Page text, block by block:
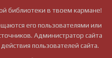
библиотеки в твоем кармане!
его пользователями или
Администратор сайта
пользователей сайта.